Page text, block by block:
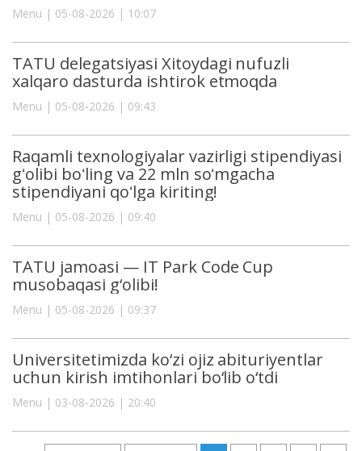
Menu | 05-08-2026 | 10:07
TATU delegatsiyasi Xitoydagi nufuzli
xalqaro dasturda ishtirok etmoqda
Menu | 05-08-2026 | 09:43
Raqamli texnologiyalar vazirligi stipendiyasi
gʻolibi boʻling va 22 mln soʻmgacha
stipendiyani qoʻlga kiriting!
Menu | 05-08-2026 | 09:40
TATU jamoasi — IT Park Code Cup
musobaqasi g‘olibi!
Menu | 05-08-2026 | 09:37
Universitetimizda ko‘zi ojiz abituriyentlar
uchun kirish imtihonlari bo‘lib o‘tdi
Menu | 03-08-2026 | 20:40